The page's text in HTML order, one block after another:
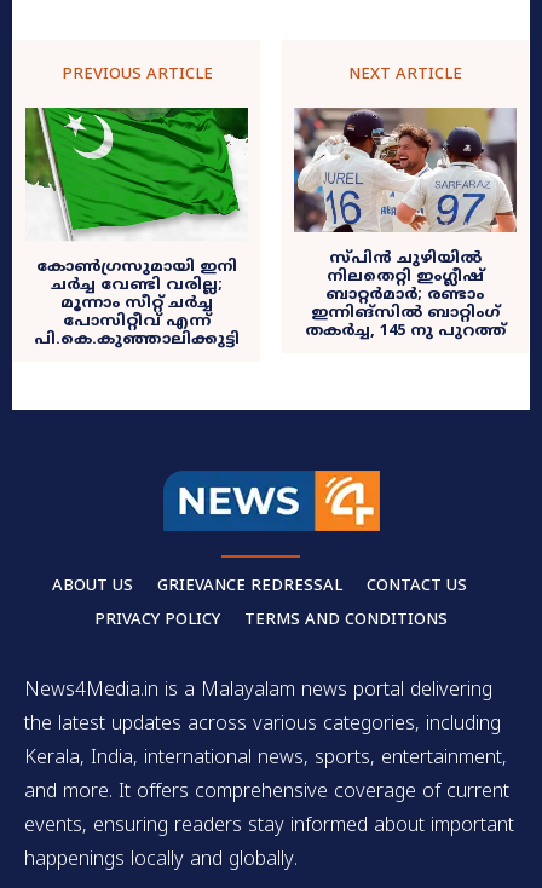
PREVIOUS ARTICLE
കോൺ​ഗ്രസുമായി ഇനി
ചർച്ച വേണ്ടി വരില്ല;
മൂന്നാം സീറ്റ് ചർച്ച
പോസിറ്റീവ് എന്ന്
പി.കെ.കുഞ്ഞാലിക്കുട്ടി
NEXT ARTICLE
സ്പിൻ ചുഴിയിൽ
നിലതെറ്റി ഇംഗ്ലീഷ്
ബാറ്റർമാർ; രണ്ടാം
ഇന്നിങ്സിൽ ബാറ്റിംഗ്
തകർച്ച, 145 നു പുറത്ത്
ABOUT US GRIEVANCE REDRESSAL
CONTACT US
PRIVACY POLICY
TERMS AND CONDITIONS
News4Media.in is a Malayalam news portal delivering
the latest updates across various categories, including
Kerala, India, international news, sports, entertainment,
and more. It offers comprehensive coverage of current
events, ensuring readers stay informed about important
happenings locally and globally.